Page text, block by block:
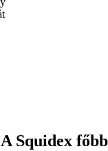
A Squidex